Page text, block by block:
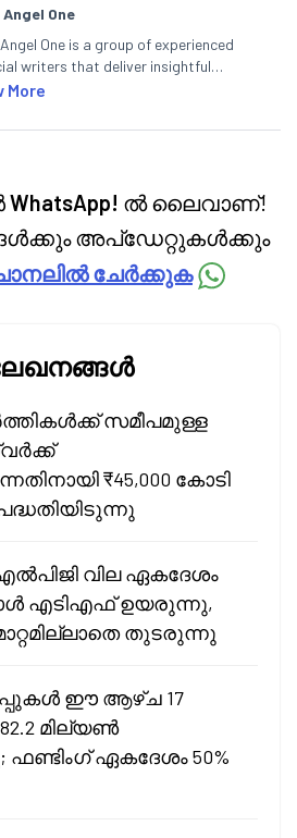
Angel One
One is a group of experienced
writers that deliver insightful
on the stock market, IPO, economy,
More
WhatsApp! ൽ ലൈവാണ്!
അപ്‌ഡേറ്റുകൾക്കും
ചേർക്കുക
സമീപമുള്ള
₹45,000 കോടി
വില ഏകദേശം
എടിഎഫ് ഉയരുന്നു,
തുടരുന്നു
ഈ ആഴ്ച 17
മില്യൺ
ഏകദേശം 50%